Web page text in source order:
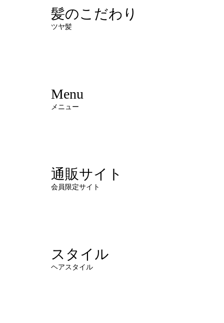
髪のこだわり
ツヤ髪
Menu
メニュー
通販サイト
会員限定サイト
スタイル
ヘアスタイル